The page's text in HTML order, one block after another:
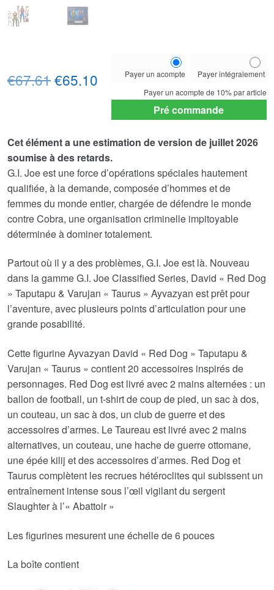
your
payment
Payer un acompte
Payer intégralement
Payer un acompte de 10%par article
Pré commande
€67.61Le
était :
€67.61.
€65.10
prix
actuel
est :
€65.10.
Cet élément a une estimation de version de juillet 2026
soumise à des retards.
G.I. Joe est une force d’opérations spéciales hautement
qualifiée, à la demande, composée d’hommes et de
femmes du monde entier, chargée de défendre le monde
contre Cobra, une organisation criminelle impitoyable
déterminée à dominer totalement.
Partout où il y a des problèmes, G.I. Joe est là. Nouveau
dans la gamme G.I. Joe Classified Series, David « Red Dog
» Taputapu & Varujan « Taurus » Ayvazyan est prêt pour
l’aventure, avec plusieurs points d’articulation pour une
grande posabilité.
Cette figurine Ayvazyan David « Red Dog » Taputapu &
Varujan « Taurus » contient 20 accessoires inspirés de
personnages. Red Dog est livré avec 2 mains alternées : un
ballon de football, un t-shirt de coup de pied, un sac à dos,
un couteau, un sac à dos, un club de guerre et des
accessoires d’armes. Le Taureau est livré avec 2 mains
alternatives, un couteau, une hache de guerre ottomane,
une épée kilij et des accessoires d’armes. Red Dog et
Taurus complètent les recrues hétéroclites qui subissent un
entraînement intense sous l’œil vigilant du sergent
Slaughter à l’« Abattoir »
Les figurines mesurent une échelle de 6 pouces
La boîte contient